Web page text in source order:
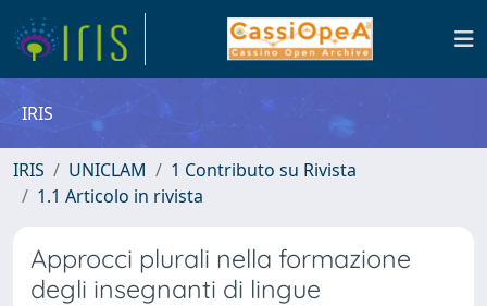
IRIS
IRIS UNICLAM
1 Contributo su Rivista
1.1 Articolo in rivista
Approcci plurali nella formazione
degli insegnanti di lingue